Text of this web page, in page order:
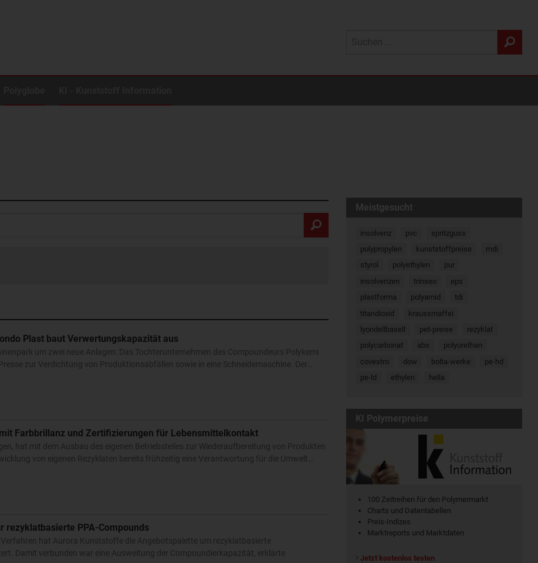
Plast baut Verwertungskapazität aus
um zwei neue Anlagen: Das Tochterunternehmen des Compoundeurs Polykemi
zur Verdichtung von Produktionsabfällen sowie in eine Schneidemaschine. Der…
Farbbrillanz und Zertifizierungen für Lebensmittelkontakt
hat mit dem Ausbau des eigenen Betriebsteiles zur Wiederaufbereitung von Produkten
von eigenen Rezyklaten bereits frühzeitig eine Verantwortung für die Umwelt…
rezyklatbasierte PPA-Compounds
hat Aurora Kunststoffe die Angebotspalette um rezyklatbasierte
Damit verbunden war eine Ausweitung der Compoundierkapazität, erklärte
Meistgesucht
insolvenz pvc
spritzguss
polypropylen
kunststoffpreise
mdi
styrol
polyethylen
pur
insolvenzen
trinseo
eps
plastforma
polyamid
tdi
titandioxid
kraussmaffei
lyondellbasell
pet-preise
rezyklat
polycarbonat
abs
polyurethan
covestro
dow bolta-werke
pe-hd
pe-ld
ethylen hella
KI Polymerpreise
100 Zeitreihen für den Polymermarkt
Charts und Datentabellen
Preis-Indizes
Marktreports und Marktdaten
Jetzt kostenlos testen